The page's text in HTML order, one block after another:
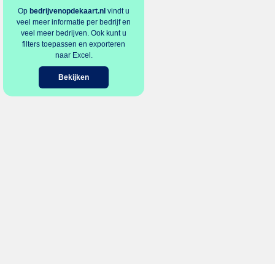
Op bedrijvenopdekaart.nl vindt u
veel meer informatie per bedrijf en
veel meer bedrijven. Ook kunt u
filters toepassen en exporteren
naar Excel.
Bekijken